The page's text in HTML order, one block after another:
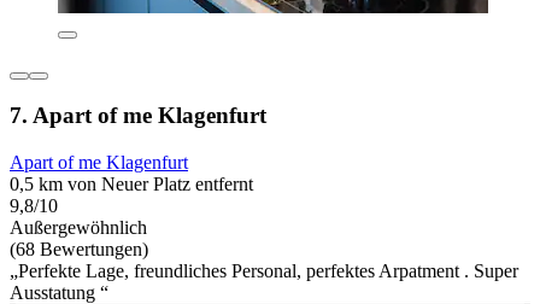
7. Apart of me Klagenfurt
Apart of me Klagenfurt
0,5 km von Neuer Platz entfernt
9,8/10
Außergewöhnlich
(68 Bewertungen)
„Perfekte Lage, freundliches Personal, perfektes Arpatment . Super
Ausstatung “